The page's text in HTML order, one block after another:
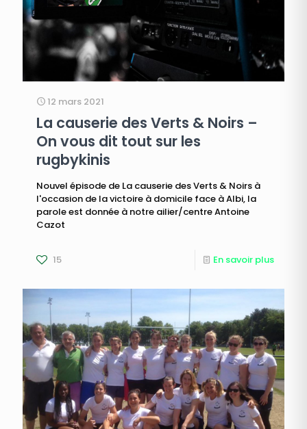
12 mars 2021
La causerie des Verts & Noirs –
On vous dit tout sur les
rugbykinis
Nouvel épisode de La causerie des Verts & Noirs à
l'occasion de la victoire à domicile face à Albi, la
parole est donnée à notre ailier/centre Antoine
Cazot
15 En savoir plus